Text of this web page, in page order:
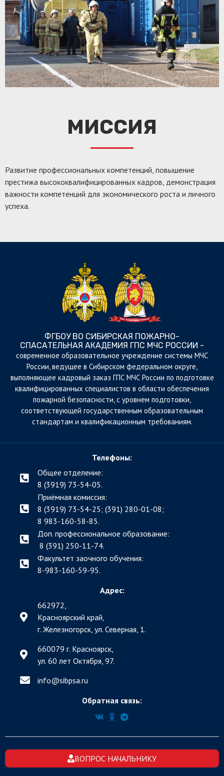
МИССИЯ
Развитие профессиональных компетенций, повышение
престижа высококвалифицированных кадров, демонстрация
важности компетенций для экономического роста и личного
успеха.
ФГБОУ ВО СИБИРСКАЯ ПОЖАРНО-
СПАСАТЕЛЬНАЯ АКАДЕМИЯ ГПС МЧС РОССИИ -
cовременное образовательное учреждение системы МЧС
России, ведущее в Сибирском федеральном округе,
выполняющее кадровый заказ ГПС МЧС России по подготовке
квалифицированных специалистов в области обеспечения
пожарной безопасности, с уровнем подготовки,
соответствующей государственным образовательным
стандартам и квалификационным требованиям.
Телефоны:
Общее отделение:
8 (3919) 73-54-05.
Приёмная комиссия:
8 (3919) 73-54-25; (391) 280-01-08;
8 983-160-58-85.
Доп. профессиональное образование:
8 (391) 250-11-74.
Факультет заочного обучения:
8-983-160-59-95.
Адрес:
662972,
Красноярский край,
г. Железногорск, ул. Северная, 1.
660079 г. Красноярск,
ул. 60 лет Октября, 97.
info@sibpsa.ru
Обратная связь:
ВОПРОС НАЧАЛЬНИКУ